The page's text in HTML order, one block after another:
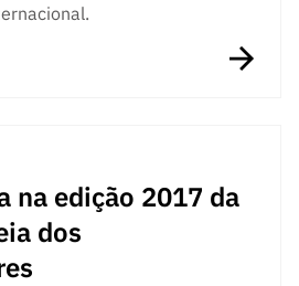
na edição 2017 da
dos